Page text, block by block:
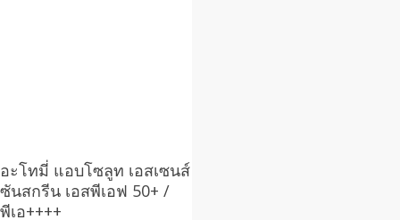
อะโทมี่ แอบโซลูท เอสเซนส์
ซันสกรีน เอสพีเอฟ 50+ /
พีเอ++++